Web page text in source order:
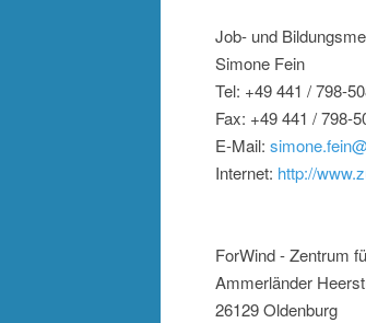
Job- und
Simone Fein
Tel: +49 441 / 798-
Fax: +49 441 / 798-
E-Mail:
Internet: http://
ForWind - Zentrum
Ammerländer
26129 Oldenburg